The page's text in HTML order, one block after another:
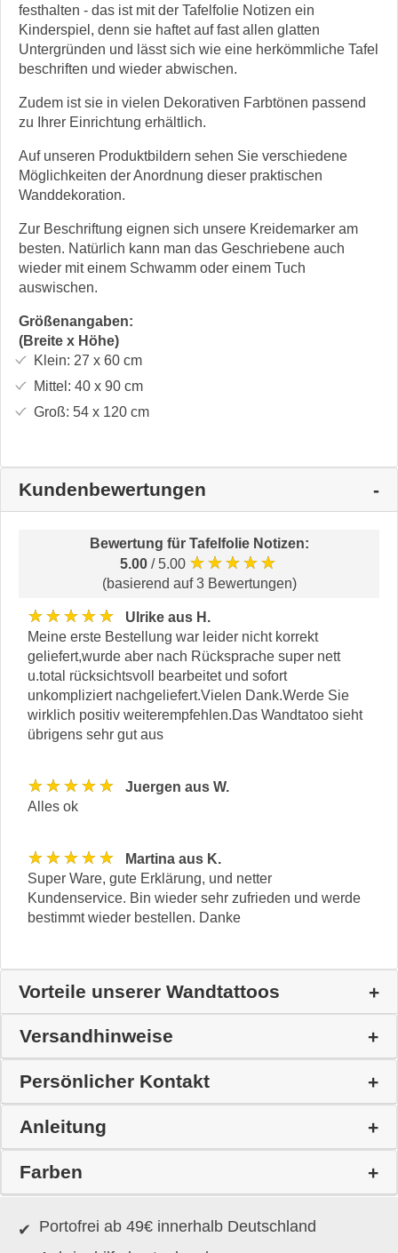
festhalten - das ist mit der Tafelfolie Notizen ein
Kinderspiel, denn sie haftet auf fast allen glatten
Untergründen und lässt sich wie eine herkömmliche Tafel
beschriften und wieder abwischen.
Zudem ist sie in vielen Dekorativen Farbtönen passend
zu Ihrer Einrichtung erhältlich.
Auf unseren Produktbildern sehen Sie verschiedene
Möglichkeiten der Anordnung dieser praktischen
Wanddekoration.
Zur Beschriftung eignen sich unsere Kreidemarker am
besten. Natürlich kann man das Geschriebene auch
wieder mit einem Schwamm oder einem Tuch
auswischen.
Größenangaben:
(Breite x Höhe)
Klein: 27 x 60cm
Mittel: 40 x 90cm
Groß: 54 x 120cm
Kundenbewertungen
Bewertung für Tafelfolie Notizen:
5.00 / 5.00 ★★★★★
(basierend auf 3 Bewertungen)
★★★★★
Ulrike aus H.
Meine erste Bestellung war leider nicht korrekt
geliefert,wurde aber nach Rücksprache super nett
u.total rücksichtsvoll bearbeitet und sofort
unkompliziert nachgeliefert.Vielen Dank.Werde Sie
wirklich positiv weiterempfehlen.Das Wandtatoo sieht
übrigens sehr gut aus
★★★★★
Juergen aus W.
Alles ok
★★★★★
Martina aus K.
Super Ware, gute Erklärung, und netter
Kundenservice. Bin wieder sehr zufrieden und werde
bestimmt wieder bestellen. Danke
Vorteile unserer Wandtattoos
Versandhinweise
Persönlicher Kontakt
Anleitung
Farben
Portofrei ab 49€ innerhalb Deutschland